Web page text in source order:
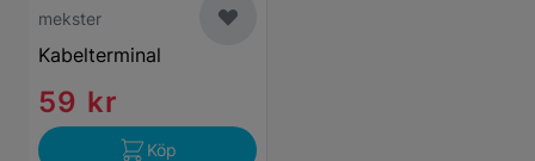
mekster
Kabelterminal
59 kr
Köp